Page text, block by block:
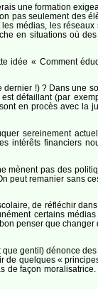
une formation
pas seulement des
médias, les
en situations où
idée « Comment
!) ? Dans une
défaillant (par
en procès avec la
sereinement
intérêts financiers
mènent pas des
peut remanier sans
de réfléchir
certains
penser que
gentil) dénonce
de quelques «
façon